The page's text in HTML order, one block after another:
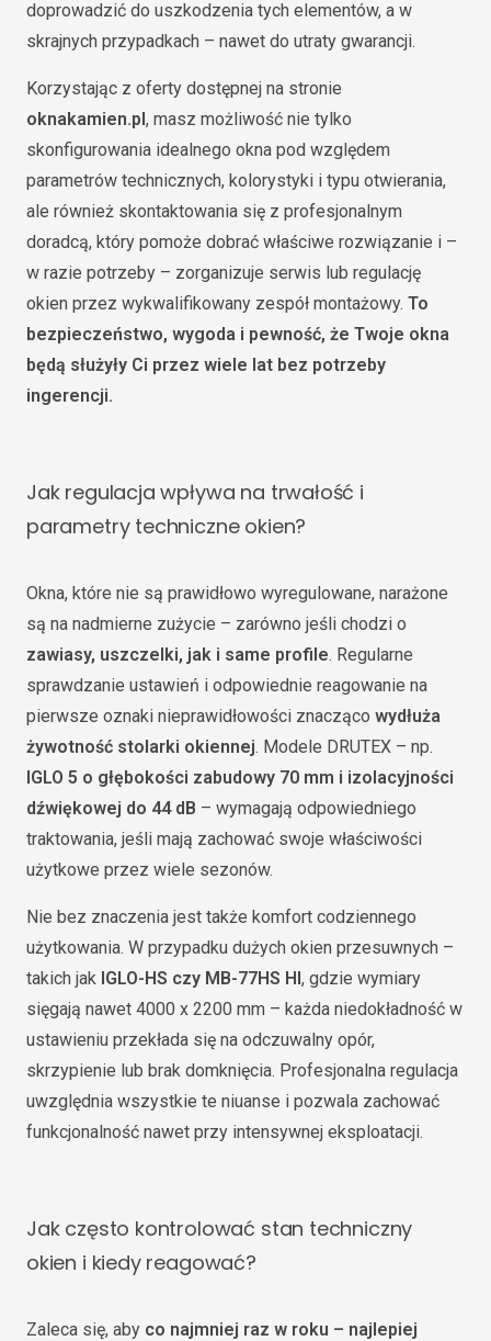
doprowadzić do uszkodzenia tych elementów, a w
skrajnych przypadkach – nawet do utraty gwarancji.
Korzystając z oferty dostępnej na stronie
oknakamien.pl, masz możliwość nie tylko
skonfigurowania idealnego okna pod względem
parametrów technicznych, kolorystyki i typu otwierania,
ale również skontaktowania się z profesjonalnym
doradcą, który pomoże dobrać właściwe rozwiązanie i –
w razie potrzeby – zorganizuje serwis lub regulację
okien przez wykwalifikowany zespół montażowy. To
bezpieczeństwo, wygoda i pewność, że Twoje okna
będą służyły Ci przez wiele lat bez potrzeby
ingerencji.
Jak regulacja wpływa na trwałość i
parametry techniczne okien?
Okna, które nie są prawidłowo wyregulowane, narażone
są na nadmierne zużycie – zarówno jeśli chodzi o
zawiasy, uszczelki, jak i same profile. Regularne
sprawdzanie ustawień i odpowiednie reagowanie na
pierwsze oznaki nieprawidłowości znacząco wydłuża
żywotność stolarki okiennej. Modele DRUTEX – np.
IGLO 5 o głębokości zabudowy 70 mm i izolacyjności
dźwiękowej do 44 dB – wymagają odpowiedniego
traktowania, jeśli mają zachować swoje właściwości
użytkowe przez wiele sezonów.
Nie bez znaczenia jest także komfort codziennego
użytkowania. W przypadku dużych okien przesuwnych –
takich jak IGLO-HS czy MB-77HS HI, gdzie wymiary
sięgają nawet 4000 x 2200 mm – każda niedokładność w
ustawieniu przekłada się na odczuwalny opór,
skrzypienie lub brak domknięcia. Profesjonalna regulacja
uwzględnia wszystkie te niuanse i pozwala zachować
funkcjonalność nawet przy intensywnej eksploatacji.
Jak często kontrolować stan techniczny
okien i kiedy reagować?
Zaleca się, aby co najmniej raz w roku – najlepiej